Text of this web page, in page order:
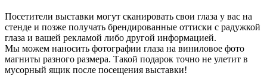
Посетители выставки могут сканировать свои глаза у вас на
стенде и позже получать брендированные оттиски с радужкой
глаза и вашей рекламой либо другой информацией.
Мы можем наносить фотографии глаза на виниловое фото
магниты разного размера. Такой подарок точно не улетит в
мусорный ящик после посещения выставки!